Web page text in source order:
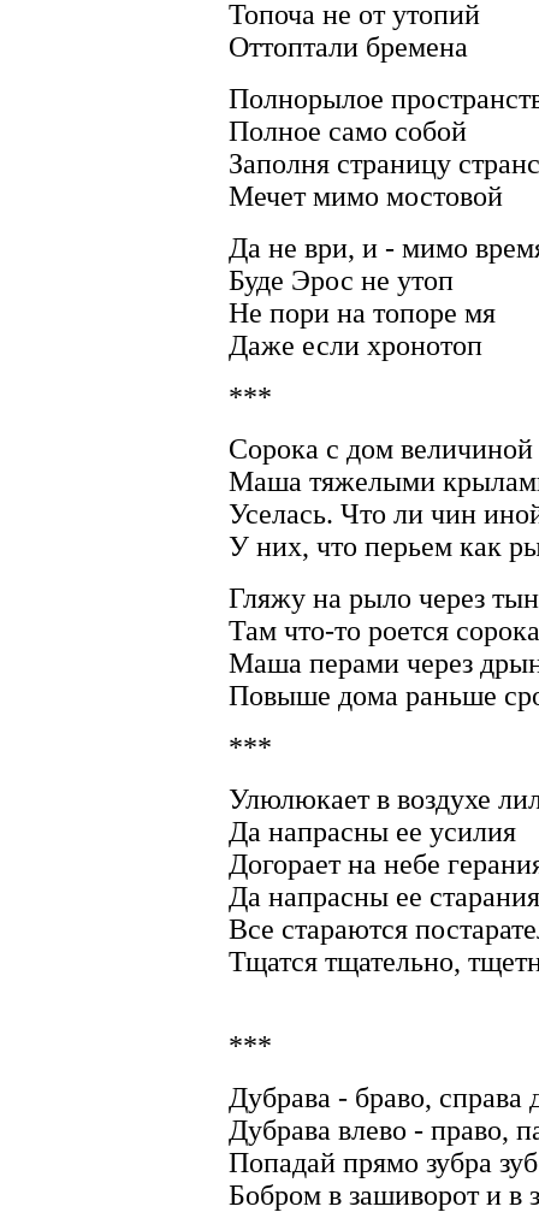
Топоча не от утопий
Оттоптали бремена
Полнорылое
Полное само собой
Заполня страницу
Мечет мимо мостовой
Да не ври, и - мимо
Буде Эрос не утоп
Не пори на топоре мя
Даже если хронотоп
***
Сорока с дом величиной
Маша тяжелыми
Уселась. Что ли чин
У них, что перьем как
Гляжу на рыло через тын
Там что-то роется сорока
Маша перами через
Повыше дома раньше
***
Улюлюкает в воздухе
Да напрасны ее усилия
Догорает на небе
Да напрасны ее старания
Все стараются
Тщатся тщательно,
***
Дубрава - браво, справа
Дубрава влево - право,
Попадай прямо зубра зуб
Бобром в зашиворот и в